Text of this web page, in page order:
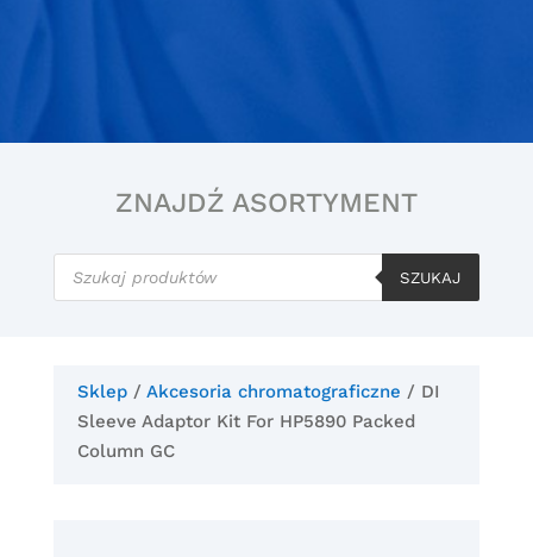
ZNAJDŹ ASORTYMENT
Wyszukiwarka
produktów
SZUKAJ
Sklep/ Akcesoria chromatograficzne / DI
Sleeve Adaptor Kit For HP5890 Packed
Column GC